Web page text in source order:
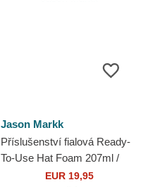
Jason Markk
Příslušenství fialová Ready-
To-Use Hat Foam 207ml /
7oz Jason Markk
EUR 19,95